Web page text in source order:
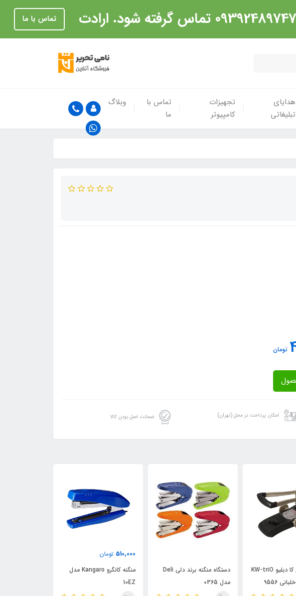
تماس با ما
هدایای
تبلیغاتی
تجهیزات
کامپیوتر
تماس با
ما
وبلاگ
تومان
امکان پرداخت در محل (تهران) ضمانت اصل بودن کالا
دستگاه پانچ کا دبلیو KW-triO
9556
دستگاه منگنه برند دلی Deli
مدل 0365
510,000 تومان
منگنه کانگرو Kangaro مدل
10EZ